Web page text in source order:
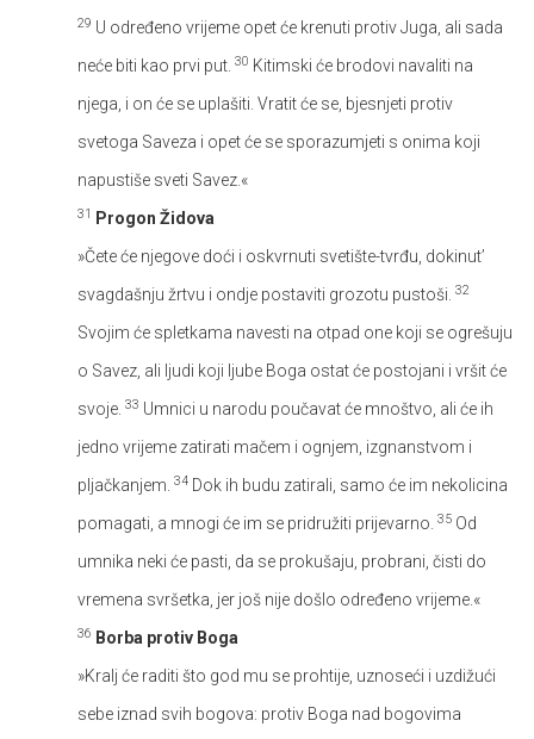
29 U određeno vrijeme opet će krenuti protiv Juga, ali sada
neće biti kao prvi put. 30 Kitimski će brodovi navaliti na
njega, i on će se uplašiti. Vratit će se, bjesnjeti protiv
svetoga Saveza i opet će se sporazumjeti s onima koji
napustiše sveti Savez.«
31
Progon Židova
»Čete će njegove doći i oskvrnuti svetište-tvrđu, dokinut’
svagdašnju žrtvu i ondje postaviti grozotu pustoši. 32
Svojim će spletkama navesti na otpad one koji se ogrešuju
o Savez, ali ljudi koji ljube Boga ostat će postojani i vršit će
svoje. 33 Umnici u narodu poučavat će mnoštvo, ali će ih
jedno vrijeme zatirati mačem i ognjem, izgnanstvom i
pljačkanjem. 34 Dok ih budu zatirali, samo će im nekolicina
pomagati, a mnogi će im se pridružiti prijevarno. 35 Od
umnika neki će pasti, da se prokušaju, probrani, čisti do
vremena svršetka, jer još nije došlo određeno vrijeme.«
36 Borba protiv Boga
»Kralj će raditi što god mu se prohtije, uznoseći i uzdižući
sebe iznad svih bogova: protiv Boga nad bogovima